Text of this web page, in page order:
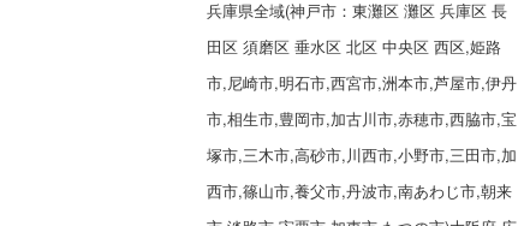
兵庫県全域(神戸市：東灘区 灘区 兵庫区 長
田区 須磨区 垂水区 北区 中央区 西区,姫路
市,尼崎市,明石市,西宮市,洲本市,芦屋市,伊丹
市,相生市,豊岡市,加古川市,赤穂市,西脇市,宝
塚市,三木市,高砂市,川西市,小野市,三田市,加
西市,篠山市,養父市,丹波市,南あわじ市,朝来